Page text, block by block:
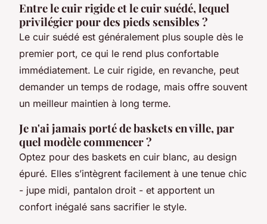
Entre le cuir rigide et le cuir suédé, lequel
privilégier pour des pieds sensibles ?
Le cuir suédé est généralement plus souple dès le
premier port, ce qui le rend plus confortable
immédiatement. Le cuir rigide, en revanche, peut
demander un temps de rodage, mais offre souvent
un meilleur maintien à long terme.
Je n'ai jamais porté de baskets en ville, par
quel modèle commencer ?
Optez pour des baskets en cuir blanc, au design
épuré. Elles s’intègrent facilement à une tenue chic
- jupe midi, pantalon droit - et apportent un
confort inégalé sans sacrifier le style.